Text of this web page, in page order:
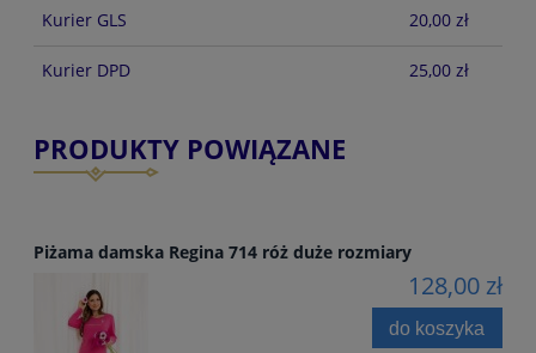
Kurier GLS 20,00 zł
Kurier DPD 25,00 zł
PRODUKTY POWIĄZANE
Piżama damska Regina 714 róż duże rozmiary
128,00 zł
do koszyka